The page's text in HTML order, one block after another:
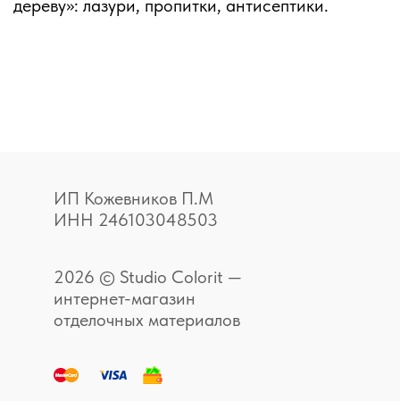
дереву»: лазури, пропитки, антисептики.
ИП Кожевников П.М
ИНН 246103048503
2026 © Studio Colorit —
интернет-магазин
отделочных материалов